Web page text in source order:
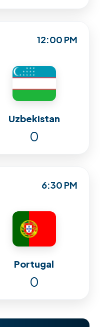
12:00 PM
Uzbekistan
0
6:30 PM
Portugal
0